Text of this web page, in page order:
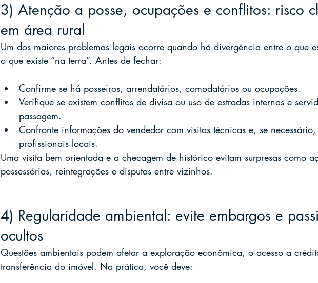
3) Atenção a posse, ocupações e conflitos: risco
em área rural
Um dos maiores problemas legais ocorre quando há divergência entre o que
o que existe “na terra”. Antes de fechar:
Confirme se há posseiros, arrendatários, comodatários ou ocupações.
Verifique se existem conflitos de divisa ou uso de estradas internas e
passagem.
Confronte informações do vendedor com visitas técnicas e, se
profissionais locais.
Uma visita bem orientada e a checagem de histórico evitam surpresas como
possessórias, reintegrações e disputas entre vizinhos.
4) Regularidade ambiental: evite embargos e
ocultos
Questões ambientais podem afetar a exploração econômica, o acesso a
transferência do imóvel. Na prática, você deve: